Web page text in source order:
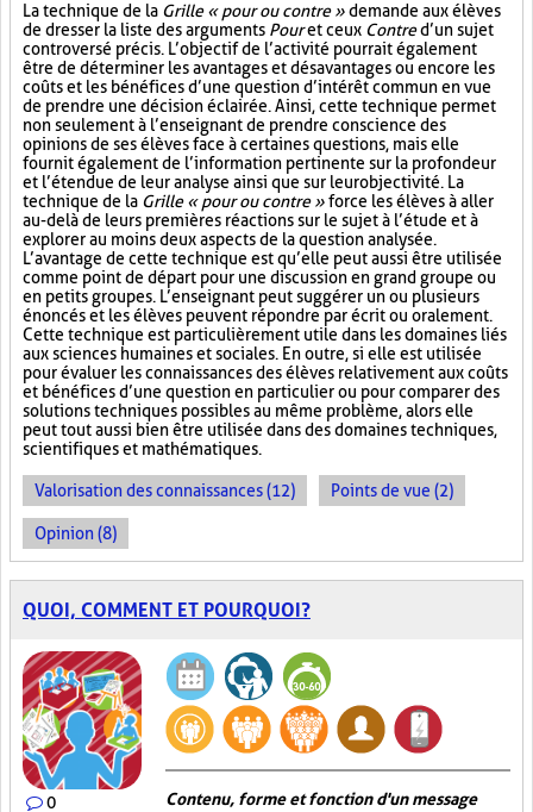
La technique de la Grille « pour ou contre »demande aux élèves
de dresser la liste des arguments Pouret ceux Contred’un sujet
controversé précis. L’objectif de l’activité pourrait également
être de déterminer les avantages et désavantages ou encore les
coûts et les bénéfices d’une question d’intérêt commun en vue
de prendre une décision éclairée. Ainsi, cette technique permet
non seulement à l’enseignant de prendre conscience des
opinions de ses élèves face à certaines questions, mais elle
fournit également de l’information pertinente sur la profondeur
et l’étendue de leur analyse ainsi que sur leur objectivité. La
technique de la Grille « pour ou contre »force les élèves à aller
au-delà de leurs premières réactions sur le sujet à l’étude et à
explorer au moins deux aspects de la question analysée.
L’avantage de cette technique est qu’elle peut aussi être utilisée
comme point de départ pour une discussion en grand groupe ou
en petits groupes. L’enseignant peut suggérer un ou plusieurs
énoncés et les élèves peuvent répondre par écrit ou oralement.
Cette technique est particulièrement utile dans les domaines liés
aux sciences humaines et sociales. En outre, si elle est utilisée
pour évaluer les connaissances des élèves relativement aux coûts
et bénéfices d’une question en particulier ou pour comparer des
solutions techniques possibles au même problème, alors elle
peut tout aussi bien être utilisée dans des domaines techniques,
scientifiques et mathématiques.
Valorisation des connaissances (12) Points de vue (2)
Opinion (8)
QUOI, COMMENT ET POURQUOI?
0 Contenu, forme et fonction d'un message